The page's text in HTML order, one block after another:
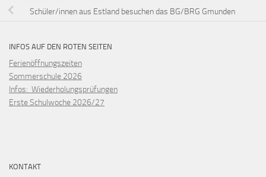
Schüler/innen aus Estland besuchen das BG/BRG Gmunden
INFOS AUF DEN ROTEN SEITEN
Ferienöffnungszeiten
Sommerschule 2026
Infos: Wiederholungsprüfungen
Erste Schulwoche 2026/27
KONTAKT